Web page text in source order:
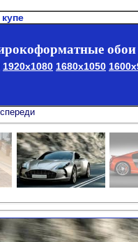
обои
1920x1080 1680x1050